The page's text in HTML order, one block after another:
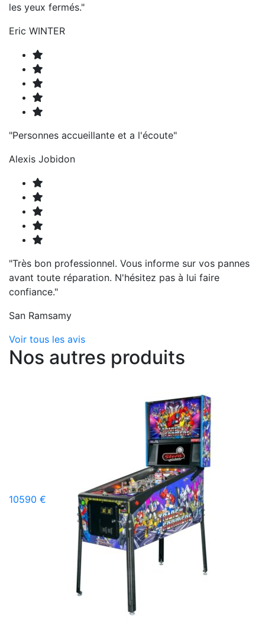
les yeux fermés."
Eric WINTER
"Personnes accueillante et a l'écoute"
Alexis Jobidon
"Très bon professionnel. Vous informe sur vos pannes
avant toute réparation. N'hésitez pas à lui faire
confiance."
San Ramsamy
Voir tous les avis
Nos autres produits
10590 €